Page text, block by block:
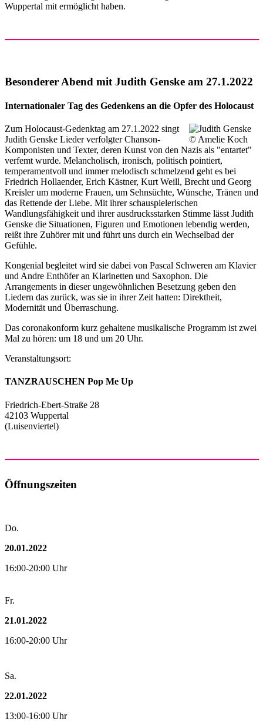
Wuppertal mit ermöglicht haben.
Besonderer Abend mit Judith Genske am 27.1.2022
Internationaler Tag des Gedenkens an die Opfer des Holocaust
Zum Holocaust-Gedenktag am 27.1.2022 singt
Judith Genske Lieder verfolgter Chanson-
Komponisten und Texter, deren Kunst von den Nazis als "entartet"
verfemt wurde. Melancholisch, ironisch, politisch pointiert,
temperamentvoll und immer melodisch schmelzend geht es bei
Friedrich Hollaender, Erich Kästner, Kurt Weill, Brecht und Georg
Kreisler um moderne Frauen, um Sehnsüchte, Wünsche, Tränen und
das Rettende der Liebe. Mit ihrer schauspielerischen
Wandlungsfähigkeit und ihrer ausdrucksstarken Stimme lässt Judith
Genske die Situationen, Figuren und Emotionen lebendig werden,
reißt ihre Zuhörer mit und führt uns durch ein Wechselbad der
Gefühle.
Kongenial begleitet wird sie dabei von Pascal Schweren am Klavier
und Andre Enthöfer an Klarinetten und Saxophon. Die
Arrangements in dieser ungewöhnlichen Besetzung geben den
Liedern das zurück, was sie in ihrer Zeit hatten: Direktheit,
Modernität und Überraschung.
Das coronakonform kurz gehaltene musikalische Programm ist zwei
Mal zu hören: um 18 und um 20 Uhr.
Veranstaltungsort:
TANZRAUSCHEN Pop Me Up
Friedrich-Ebert-Straße 28
42103 Wuppertal
(Luisenviertel)
Öffnungszeiten
Do.
20.01.2022
16:00-20:00 Uhr
Fr.
21.01.2022
16:00-20:00 Uhr
Sa.
22.01.2022
13:00-16:00 Uhr